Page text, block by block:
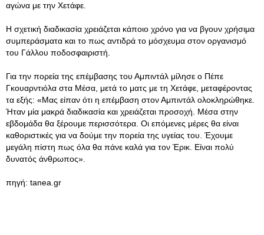
αγώνα με την Χετάφε.
Η σχετική διαδικασία χρειάζεται κάποιο χρόνο για να βγουν χρήσιμα
συμπεράσματα και το πως αντιδρά το μόσχευμα στον οργανισμό
του Γάλλου ποδοσφαιριστή.
Για την πορεία της επέμβασης του Αμπιντάλ μίλησε ο Πέπε
Γκουαρντιόλα στα Μέσα, μετά το ματς με τη Χετάφε, μεταφέροντας
τα εξής: «Μας είπαν ότι η επέμβαση στον Αμπιντάλ ολοκληρώθηκε.
Ήταν μία μακρά διαδικασία και χρειάζεται προσοχή. Μέσα στην
εβδομάδα θα ξέρουμε περισσότερα. Οι επόμενες μέρες θα είναι
καθοριστικές για να δούμε την πορεία της υγείας του. Έχουμε
μεγάλη πίστη πως όλα θα πάνε καλά για τον Έρικ. Είναι πολύ
δυνατός άνθρωπος».
πηγή: tanea.gr